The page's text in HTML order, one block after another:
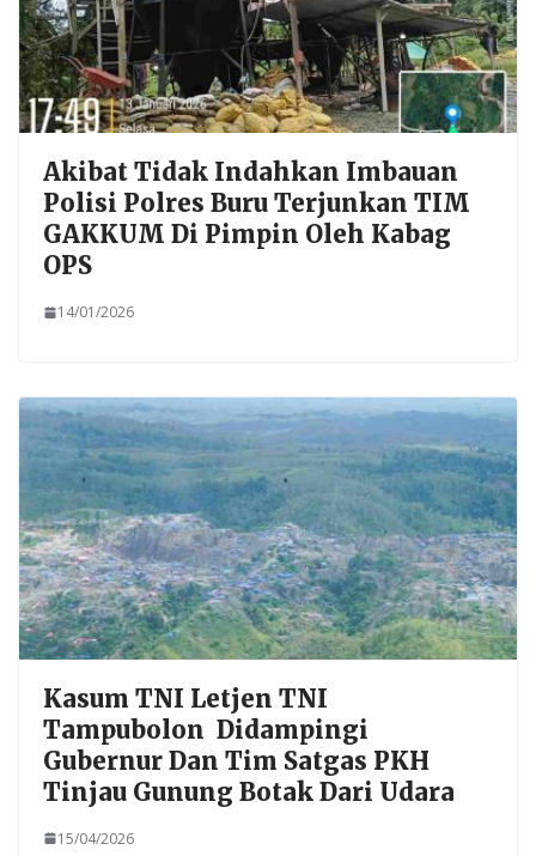
Akibat Tidak Indahkan Imbauan
Polisi Polres Buru Terjunkan TIM
GAKKUM Di Pimpin Oleh Kabag
OPS
14/01/2026
Kasum TNI Letjen TNI
Tampubolon Didampingi
Gubernur Dan Tim Satgas PKH
Tinjau Gunung Botak Dari Udara
15/04/2026